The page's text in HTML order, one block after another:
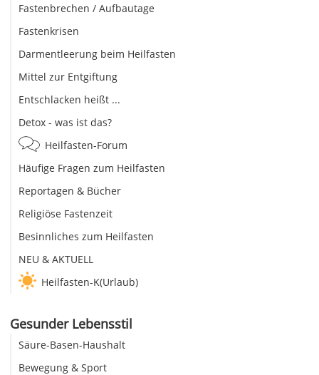
Fastenbrechen / Aufbautage
Fastenkrisen
Darmentleerung beim Heilfasten
Mittel zur Entgiftung
Entschlacken heißt ...
Detox - was ist das?
Heilfasten-Forum
Häufige Fragen zum Heilfasten
Reportagen & Bücher
Religiöse Fastenzeit
Besinnliches zum Heilfasten
NEU & AKTUELL
Heilfasten-K(Urlaub)
Gesunder Lebensstil
Säure-Basen-Haushalt
Bewegung & Sport